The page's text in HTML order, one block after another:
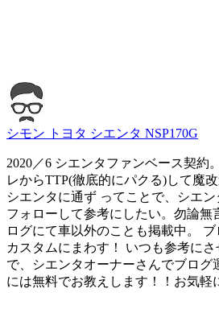
シモン トヨタ シエンタ NSP170G
2020／6 シエンタファンベース契約
レからTTP(徹底的にパクる)して魔
シエンタに通ず ってことで、シエ
フォローして参考にしたい。勿論無
ログにて車以外のことも掲載中。
カスタムにまわす！ いつも参考に
で、シエンタオーナーさんでブログ
には無料でお教えします！！お気軽